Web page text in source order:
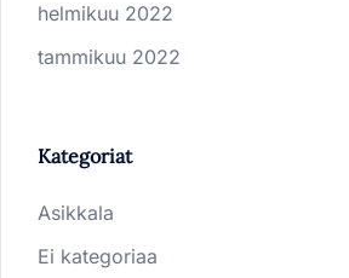
helmikuu 2022
tammikuu 2022
Kategoriat
Asikkala
Ei kategoriaa